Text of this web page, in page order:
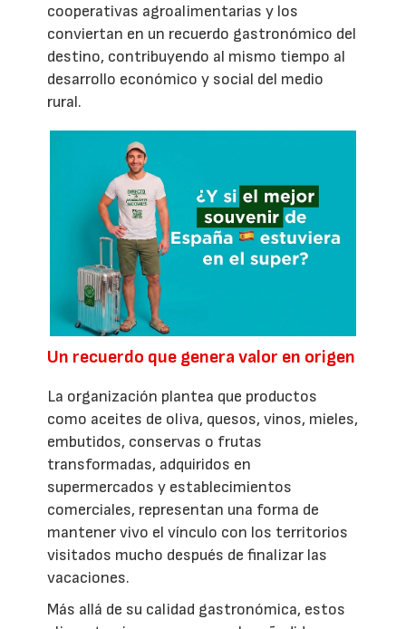
cooperativas agroalimentarias y los
conviertan en un recuerdo gastronómico del
destino, contribuyendo al mismo tiempo al
desarrollo económico y social del medio
rural.
Un recuerdo que genera valor en origen
La organización plantea que productos
como aceites de oliva, quesos, vinos, mieles,
embutidos, conservas o frutas
transformadas, adquiridos en
supermercados y establecimientos
comerciales, representan una forma de
mantener vivo el vínculo con los territorios
visitados mucho después de finalizar las
vacaciones.
Más allá de su calidad gastronómica, estos